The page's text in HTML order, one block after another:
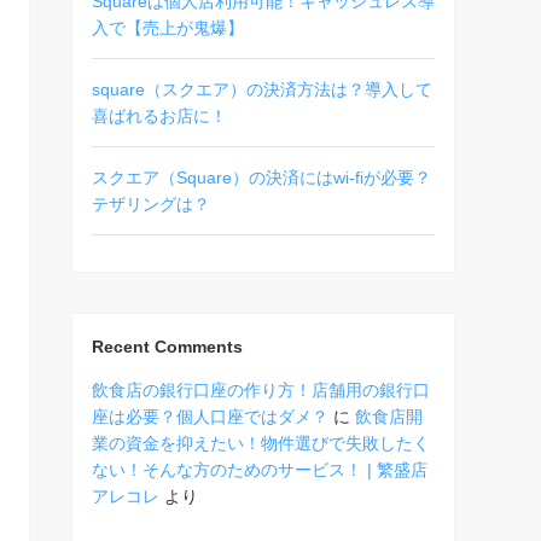
入で【売上が鬼爆】
square（スクエア）の決済方法は？導入して
喜ばれるお店に！
スクエア（Square）の決済にはwi-fiが必要？
テザリングは？
Recent Comments
飲食店の銀行口座の作り方！店舗用の銀行口
座は必要？個人口座ではダメ？ に 飲食店開
業の資金を抑えたい！物件選びで失敗したく
ない！そんな方のためのサービス！ | 繁盛店
アレコレ より